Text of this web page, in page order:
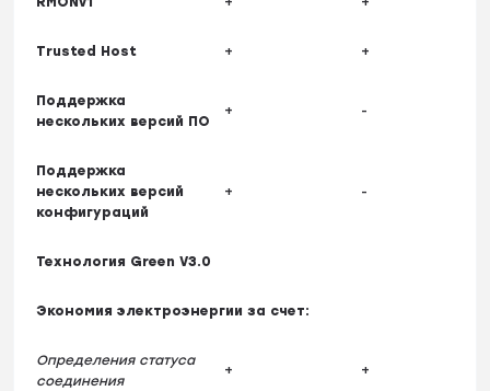
Trusted Host + +
Поддержка
нескольких версий ПО
+ -
Поддержка
нескольких версий
конфигураций
+ -
Технология Green V3.0
Экономия электроэнергии за счет:
Определения статуса
соединения
+ +